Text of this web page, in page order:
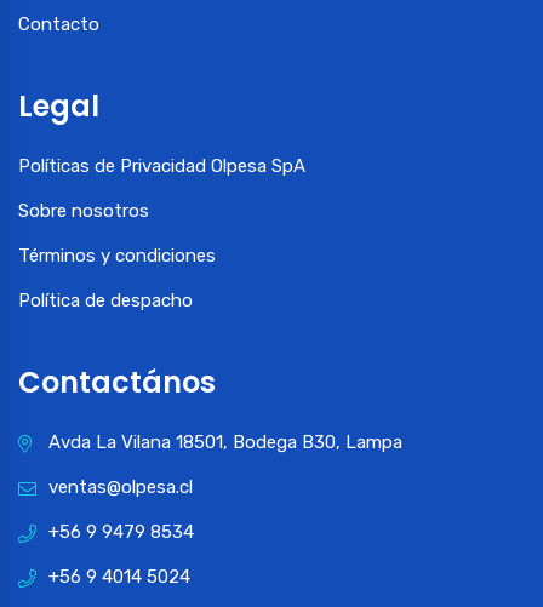
Contacto
Legal
Políticas de Privacidad Olpesa SpA
Sobre nosotros
Términos y condiciones
Política de despacho
Contactános
Avda La Vilana 18501, Bodega B30, Lampa
ventas@olpesa.cl
+56 9 9479 8534
+56 9 4014 5024